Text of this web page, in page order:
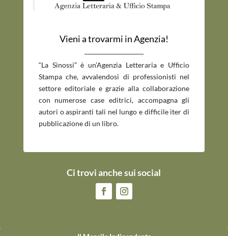
Vieni a trovarmi in Agenzia!
“La Sinossi” è un’Agenzia Letteraria e Ufficio
Stampa che, avvalendosi di professionisti nel
settore editoriale e grazie alla collaborazione
con numerose case editrici, accompagna gli
autori o aspiranti tali nel lungo e difficile iter di
pubblicazione di un libro.
Ci trovi anche sui social